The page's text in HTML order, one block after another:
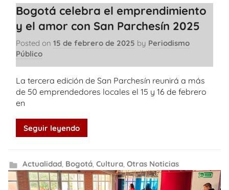
Bogotá celebra el emprendimiento
y el amor con San Parchesín 2025
Posted on 15 de febrero de 2025 by Periodismo
Público
La tercera edición de San Parchesín reunirá a más
de 50 emprendedores locales el 15 y 16 de febrero
en
Seguir leyendo
Actualidad, Bogotá, Cultura, Otras Noticias